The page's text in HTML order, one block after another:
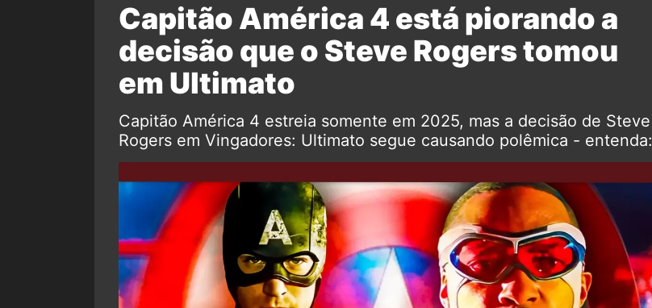
Capitão América 4 está piorando a
decisão que o Steve Rogers tomou
em Ultimato
Capitão América 4 estreia somente em 2025, mas a decisão de Steve
Rogers em Vingadores: Ultimato segue causando polêmica - entenda: